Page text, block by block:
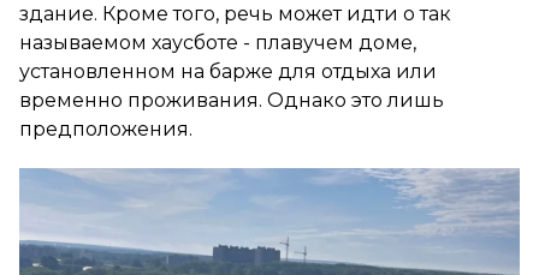
здание. Кроме того, речь может идти о так
называемом хаусботе - плавучем доме,
установленном на барже для отдыха или
временно проживания. Однако это лишь
предположения.